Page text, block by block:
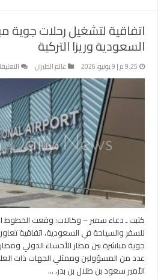
اتفاقية لتشغيل رحلات جوية
السعودية وريزا التركية
9:25 م | 9 يونيو، 2026 عالم الطيران
كتبت ـ دعاء سمير – وكالات: وقعت الخطوط
للسفر والسياحة في السعودية، اتفاقية
جوية مباشرة بين مطار الأحساء الدولي ومطار
عدد من المسؤولين وممثلي الجهات ذات
الأمير سعود بن طلال بن بدر، …